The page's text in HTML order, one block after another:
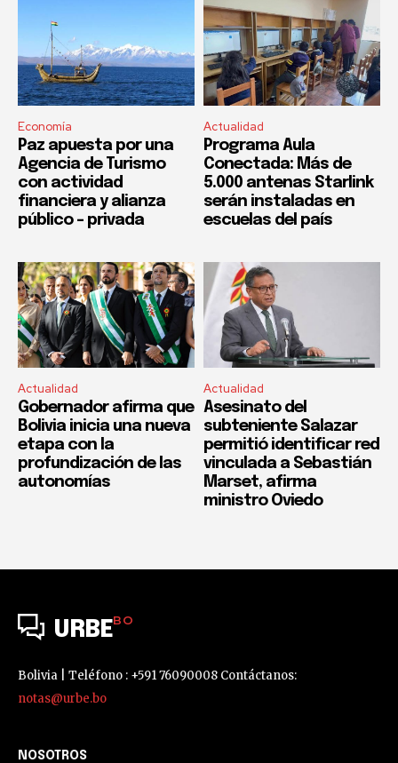
Economía
Paz apuesta por una
Agencia de Turismo
con actividad
financiera y alianza
público – privada
Actualidad
Programa Aula
Conectada: Más de
5.000 antenas Starlink
serán instaladas en
escuelas del país
Actualidad
Gobernador afirma que
Bolivia inicia una nueva
etapa con la
profundización de las
autonomías
Actualidad
Asesinato del
subteniente Salazar
permitió identificar red
vinculada a Sebastián
Marset, afirma
ministro Oviedo
URBEBO
Bolivia | Teléfono : +591 76090008 Contáctanos:
notas@urbe.bo
NOSOTROS